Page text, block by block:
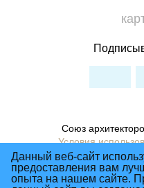
Союз
Условия
Политика
Данный веб-сайт
предоставления вам
опыта на нашем сайте.